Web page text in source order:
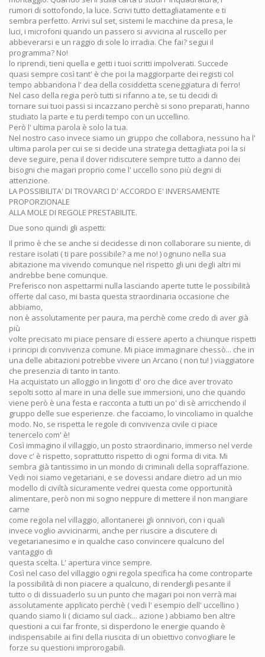
rumori di sottofondo, la luce. Scrivi tutto dettagliatamente e ti
sembra perfetto. Arrivi sul set, sistemi le macchine da presa, le
luci, i microfoni quando un passero si avvicina al ruscello per
abbeverarsi e un raggio di sole lo irradia. Che fai? segui il
programma? No!
lo riprendi, tieni quella e getti i tuoi scritti impolverati. Succede
quasi sempre così tant' è che poi la maggiorparte dei registi col
tempo abbandona l' dea della cosiddetta sceneggiatura di ferro!
Nel caso della regia però tutti si rifanno a te, se tu decidi di
tornare sui tuoi passi si incazzano perchè si sono preparati, hanno
studiato la parte e tu perdi tempo con un uccellino.
Però l' ultima parola è solo la tua.
Nel nostro caso invece siamo un gruppo che collabora, nessuno ha l'
ultima parola per cui se si decide una strategia dettagliata poi la si
deve seguire, pena il dover ridiscutere sempre tutto a danno dei
bisogni che magari proprio come l' uccello sono più degni di
attenzione.
LA POSSIBILITA' DI TROVARCI D' ACCORDO E' INVERSAMENTE
PROPORZIONALE
ALLA MOLE DI REGOLE PRESTABILITE.
Due sono quindi gli aspetti:
Il primo è che se anche si decidesse di non collaborare su niente, di
restare isolati ( ti pare possibile? a me no! ) ognuno nella sua
abitazione ma vivendo comunque nel rispetto gli uni degli altri mi
andrebbe bene comunque.
Preferisco non aspettarmi nulla lasciando aperte tutte le possibilità
offerte dal caso, mi basta questa straordinaria occasione che
abbiamo,
non è assolutamente per paura, ma perchè come credo di aver già
più
volte precisato mi piace pensare di essere aperto a chiunque rispetti
i principi di convivenza comune. Mi piace immaginare chessò... che in
una delle abitazioni potrebbe vivere un Arcano ( non tu! ) viaggiatore
che presenzia di tanto in tanto.
Ha acquistato un alloggio in lingotti d' oro che dice aver trovato
sepolti sotto al mare in una delle sue immersioni, uno che quando
viene però è una festa e racconta a tutti un po' di sè arricchendo il
gruppo delle sue esperienze. che facciamo, lo vincoliamo in qualche
modo. No, se rispetta le regole di convivenza civile ci piace
tenercelo com' è!
Così immagino il villaggio, un posto straordinario, immerso nel verde
dove c' è rispetto, soprattutto rispetto di ogni forma di vita. Mi
sembra già tantissimo in un mondo di criminali della sopraffazione.
Vedi noi siamo vegetariani, e se dovessi andare dietro ad un mio
modello di civiltà sicuramente vedrei questa come opportunità
alimentare, però non mi sogno neppure di mettere il non mangiare
carne
come regola nel villaggio, allontanerei gli onnivori, con i quali
invece voglio avvicinarmi, anche per riuscire a discutere di
vegetarianesimo e in qualche caso convincere qualcuno del
vantaggio di
questa scelta. L' apertura vince sempre.
Così nel caso del villaggio ogni regola specifica ha come controparte
la possibilità di non piacere a qualcuno, di rendergli pesante il
tutto o di dissuaderlo su un punto che magari poi non verrà mai
assolutamente applicato perchè ( vedi l' esempio dell' uccellino )
quando siamo li ( diciamo sul ciack... azione ) abbiamo ben altre
questioni a cui far fronte, si disperdono le energie quando è
indispensabile ai fini della riuscita di un obiettivo convogliare le
forze su questioni improrogabili.